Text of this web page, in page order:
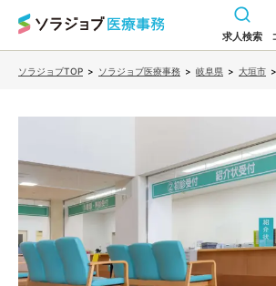
求人検索
ソラジョブTOP > ソラジョブ医療事務 > 岐阜県 > 大垣市 >